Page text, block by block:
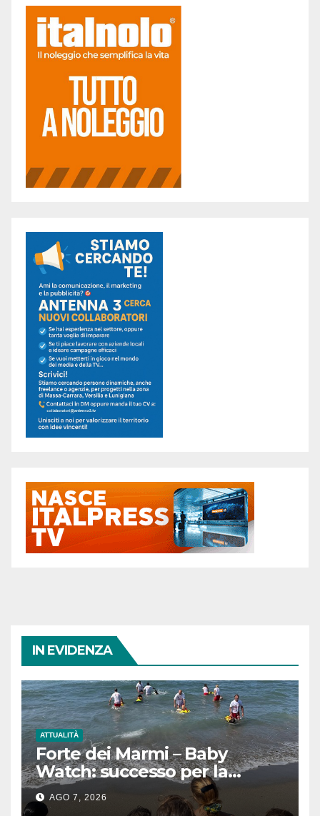
IN EVIDENZA
ATTUALITÀ
Forte dei Marmi – Baby
Watch: successo per la
giornata dedicata ai più
piccoli tra sicurezza, mare e
AGO 7, 2026